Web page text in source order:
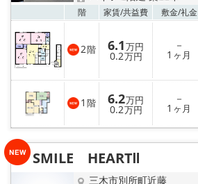
階 家賃/共益費 敷金/礼金
2階 6.1万円
0.2万円
－
1 ヶ月
1 階 6.2万円
0.2万円
－
1 ヶ月
SMILE HEARTⅡ
三木市別所町近藤